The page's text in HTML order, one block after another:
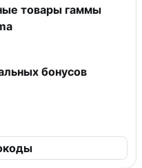
товары гаммы
бонусов